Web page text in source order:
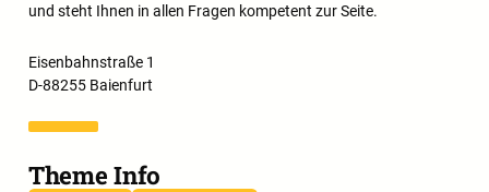
und steht Ihnen in allen Fragen kompetent zur Seite.
Eisenbahnstraße 1
D-88255 Baienfurt
Theme Info